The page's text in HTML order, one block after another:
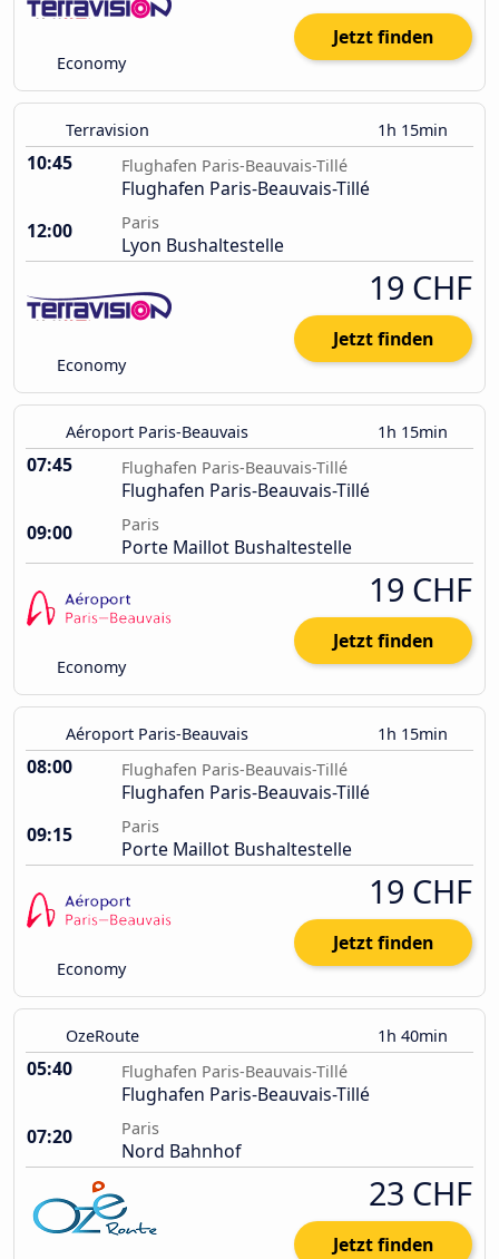
Economy
Jetzt finden
Terravision 1h 15min
10:45 Flughafen Paris-Beauvais-Tillé
Flughafen Paris-Beauvais-Tillé
12:00
Paris
Lyon Bushaltestelle
Economy
19 CHF
Jetzt finden
Aéroport Paris-Beauvais 1h 15min
07:45 Flughafen Paris-Beauvais-Tillé
Flughafen Paris-Beauvais-Tillé
09:00
Paris
Porte Maillot Bushaltestelle
Economy
19 CHF
Jetzt finden
Aéroport Paris-Beauvais 1h 15min
08:00 Flughafen Paris-Beauvais-Tillé
Flughafen Paris-Beauvais-Tillé
09:15
Paris
Porte Maillot Bushaltestelle
Economy
19 CHF
Jetzt finden
OzeRoute 1h 40min
05:40 Flughafen Paris-Beauvais-Tillé
Flughafen Paris-Beauvais-Tillé
07:20
Paris
Nord Bahnhof
23 CHF
Jetzt finden